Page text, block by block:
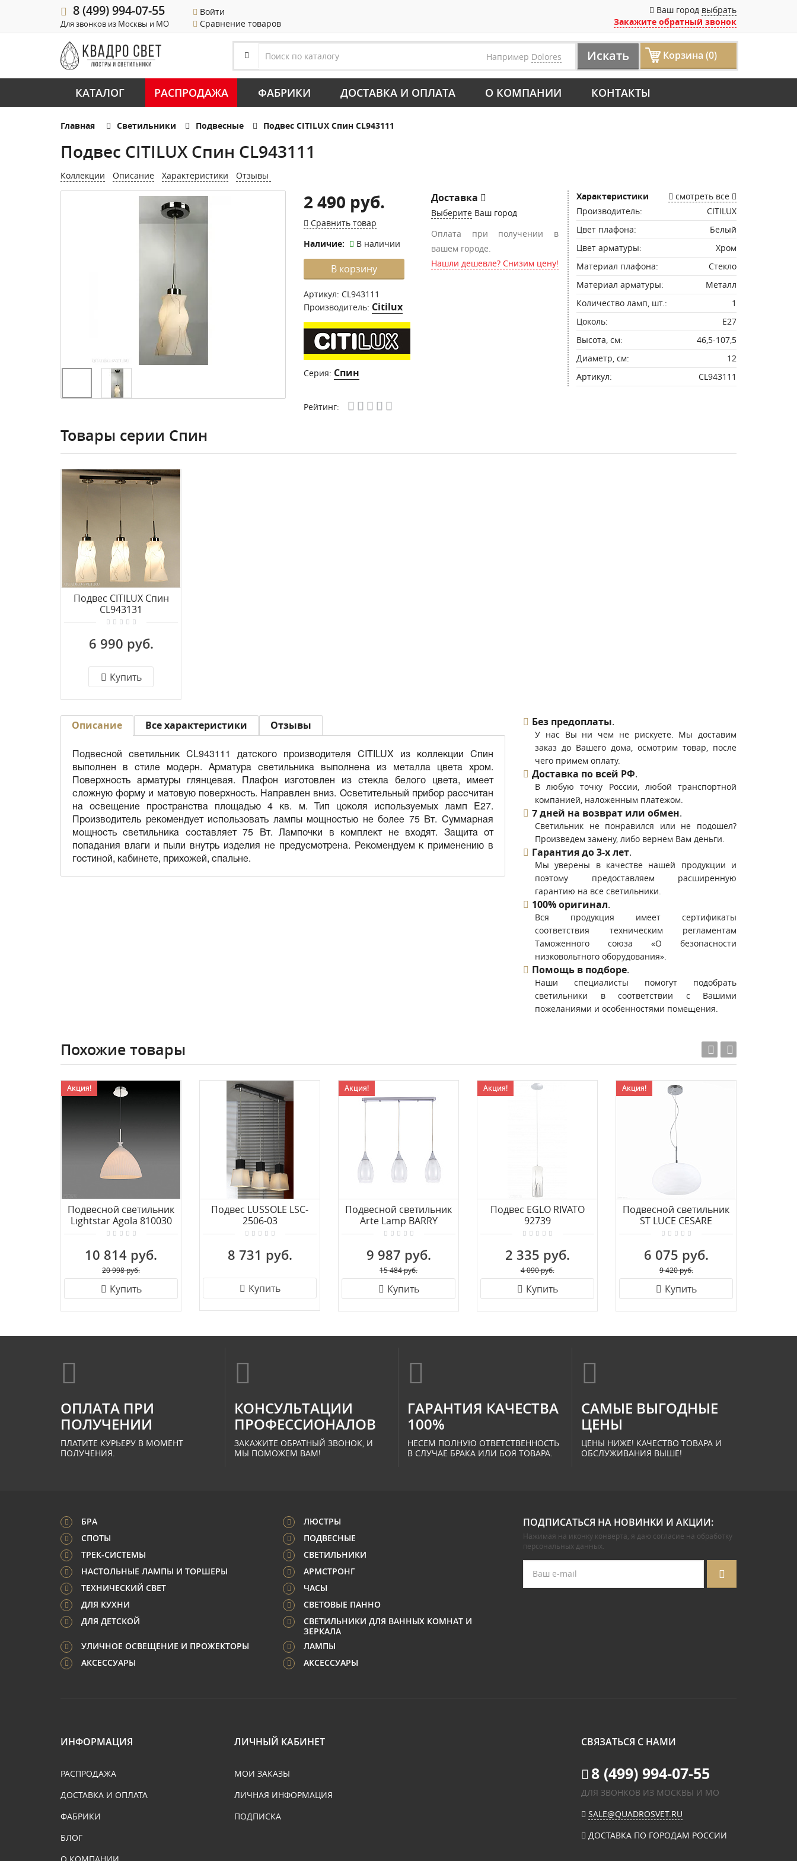
8 (499) 994-07-55
Для звонков из Москвы и МО
Войти
Сравнение товаров
Ваш город выбрать
Закажите обратный звонок
Например Dolores Искать Корзина (0)
КАТАЛОГ РАСПРОДАЖА ФАБРИКИ ДОСТАВКА И ОПЛАТА О КОМПАНИИ КОНТАКТЫ
Главная Светильники Подвесные Подвес CITILUX Спин CL943111
Подвес CITILUX Спин CL943111
Коллекции Описание Характеристики Отзывы
2 490 руб.
Сравнить товар
Наличие:
В наличии
В корзину
Артикул: CL943111
Производитель: Citilux
Серия: Спин
Доставка
Выберите Ваш город
Оплата при получении в
вашем городе.
Нашли дешевле? Снизим цену!
Рейтинг:
Характеристики
смотреть все
Производитель:
CITILUX
Цвет плафона:
Белый
Цвет арматуры:
Хром
Материал плафона:
Стекло
Материал арматуры:
Металл
Количество ламп, шт.:
1
Цоколь:
E27
Высота, см:
46,5-107,5
Диаметр, см:
12
Артикул:
CL943111
Товары серии Спин
Подвес CITILUX Спин
CL943131
6 990 руб.
Купить
Описание
Подвесной светильник CL943111 датского производителя CITILUX из коллекции Спин
выполнен в стиле модерн. Арматура светильника выполнена из металла цвета хром.
Поверхность арматуры глянцевая. Плафон изготовлен из стекла белого цвета, имеет
сложную форму и матовую поверхность. Направлен вниз. Осветительный прибор рассчитан
на освещение пространства площадью 4 кв. м. Тип цоколя используемых ламп E27.
Производитель рекомендует использовать лампы мощностью не более 75 Вт. Суммарная
мощность светильника составляет 75 Вт. Лампочки в комплект не входят. Защита от
попадания влаги и пыли внутрь изделия не предусмотрена. Рекомендуем к применению в
гостиной, кабинете, прихожей, спальне.
Все характеристики Отзывы Без предоплаты.
У нас Вы ни чем не рискуете. Мы доставим
заказ до Вашего дома, осмотрим товар, после
чего примем оплату.
Доставка по всей РФ.
В любую точку России, любой транспортной
компанией, наложенным платежом.
7 дней на возврат или обмен.
Светильник не понравился или не подошел?
Произведем замену, либо вернем Вам деньги.
Гарантия до 3-х лет.
Мы уверены в качестве нашей продукции и
поэтому предоставляем расширенную
гарантию на все светильники.
100% оригинал.
Вся продукция имеет сертификаты
соответствия техническим регламентам
Таможенного союза «О безопасности
низковольтного оборудования».
Помощь в подборе.
Наши специалисты помогут подобрать
светильники в соответствии с Вашими
пожеланиями и особенностями помещения.
Похожие товары
Акция!
Подвесной светильник
Lightstar Agola 810030
10 814 руб.
20 998 руб.
Купить
Подвес LUSSOLE LSC-
2506-03
8 731 руб.
Купить
Акция!
Подвесной светильник
Arte Lamp BARRY
A7951SP-3CC
9 987 руб.
15 484 руб.
Купить
Акция!
Подвес EGLO RIVATO
92739
2 335 руб.
4 090 руб.
Купить
Акция!
Подвесной светильник
ST LUCE CESARE
SL1168.123.01
6 075 руб.
9 420 руб.
Купить
ОПЛАТА ПРИ
ПОЛУЧЕНИИ
ПЛАТИТЕ КУРЬЕРУ В МОМЕНТ
ПОЛУЧЕНИЯ.
КОНСУЛЬТАЦИИ
ПРОФЕССИОНАЛОВ
ЗАКАЖИТЕ ОБРАТНЫЙ ЗВОНОК, И
МЫ ПОМОЖЕМ ВАМ!
ГАРАНТИЯ КАЧЕСТВА
100%
НЕСЕМ ПОЛНУЮ ОТВЕТСТВЕННОСТЬ
В СЛУЧАЕ БРАКА ИЛИ БОЯ ТОВАРА.
САМЫЕ ВЫГОДНЫЕ
ЦЕНЫ
ЦЕНЫ НИЖЕ! КАЧЕСТВО ТОВАРА И
ОБСЛУЖИВАНИЯ ВЫШЕ!
БРА
ЛЮСТРЫ
СПОТЫ
ПОДВЕСНЫЕ
ТРЕК-СИСТЕМЫ
СВЕТИЛЬНИКИ
НАСТОЛЬНЫЕ ЛАМПЫ И ТОРШЕРЫ
АРМСТРОНГ
ТЕХНИЧЕСКИЙ СВЕТ
ЧАСЫ
ДЛЯ КУХНИ
СВЕТОВЫЕ ПАННО
ДЛЯ ДЕТСКОЙ
СВЕТИЛЬНИКИ ДЛЯ ВАННЫХ КОМНАТ И
ЗЕРКАЛА
УЛИЧНОЕ ОСВЕЩЕНИЕ И ПРОЖЕКТОРЫ
ЛАМПЫ
АКСЕССУАРЫ
АКСЕССУАРЫ
ПОДПИСАТЬСЯ НА НОВИНКИ И АКЦИИ:
Нажимая на иконку конверта, я даю согласие на обработку
персональных данных.
ИНФОРМАЦИЯ
РАСПРОДАЖА
ДОСТАВКА И ОПЛАТА
ФАБРИКИ
БЛОГ
ЛИЧНЫЙ КАБИНЕТ
МОИ ЗАКАЗЫ
ЛИЧНАЯ ИНФОРМАЦИЯ
ПОДПИСКА
СВЯЗАТЬСЯ С НАМИ
8 (499) 994-07-55
ДЛЯ ЗВОНКОВ ИЗ МОСКВЫ И МО
SALE@QUADROSVET.RU
ДОСТАВКА ПО ГОРОДАМ РОССИИ